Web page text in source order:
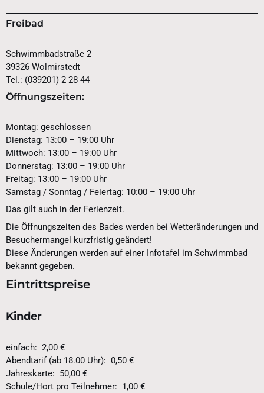
Freibad
Schwimmbadstraße 2
39326 Wolmirstedt
Tel.: (039201) 2 28 44
Öffnungszeiten:
Montag: geschlossen
Dienstag: 13:00 – 19:00 Uhr
Mittwoch: 13:00 – 19:00 Uhr
Donnerstag: 13:00 – 19:00 Uhr
Freitag: 13:00 – 19:00 Uhr
Samstag / Sonntag / Feiertag: 10:00 – 19:00 Uhr
Das gilt auch in der Ferienzeit.
Die Öffnungszeiten des Bades werden bei Wetteränderungen und
Besuchermangel kurzfristig geändert!
Diese Änderungen werden auf einer Infotafel im Schwimmbad
bekannt gegeben.
Eintrittspreise
Kinder
einfach: 2,00 €
Abendtarif (ab 18.00 Uhr): 0,50 €
Jahreskarte: 50,00 €
Schule/Hort pro Teilnehmer: 1,00 €